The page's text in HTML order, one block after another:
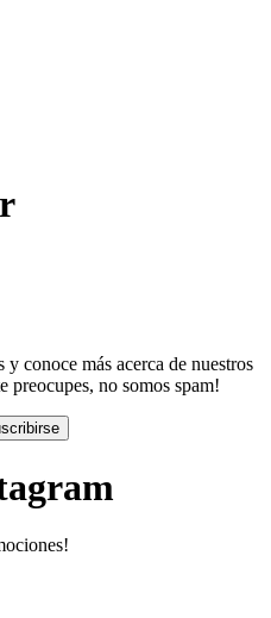
y conoce más acerca de nuestros
preocupes, no somos spam!